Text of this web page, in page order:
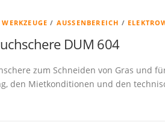
/ AUSSENBEREICH /
DUM 604
zum Schneiden von Gras und
den Mietkonditionen und den